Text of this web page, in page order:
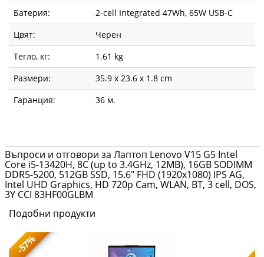
Батерия:
2-cell Integrated 47Wh, 65W USB-C
Цвят:
Черен
Тегло, кг:
1.61 kg
Размери:
35.9 x 23.6 x 1.8 cm
Гаранция:
36 м.
Въпроси и отговори за Лаптоп Lenovo V15 G5 Intel
Core i5-13420H, 8C (up to 3.4GHz, 12MB), 16GB SODIMM
DDR5-5200, 512GB SSD, 15.6" FHD (1920x1080) IPS AG,
Intel UHD Graphics, HD 720p Cam, WLAN, BT, 3 cell, DOS,
3Y CCI 83HF00GLBM
Подобни продукти
-57%